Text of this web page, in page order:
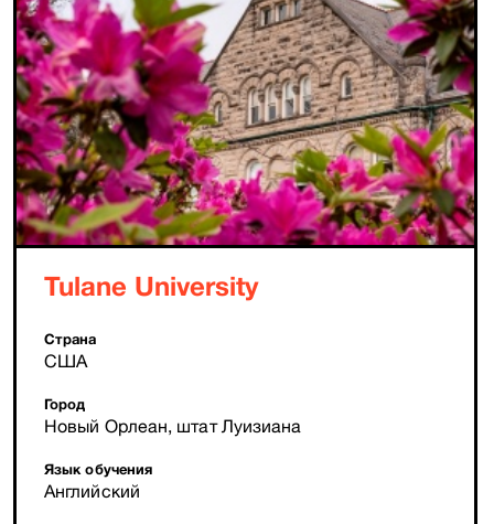
Tulane University
Страна
США
Город
Новый Орлеан, штат Луизиана
Язык обучения
Английский